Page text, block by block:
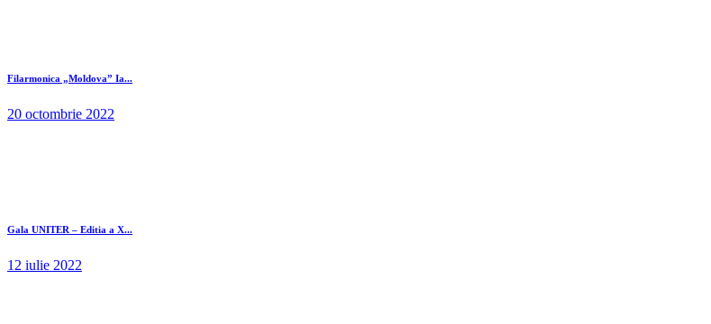
Filarmonica „Moldova” Ia...
20 octombrie 2022
Gala UNITER – Editia a X...
12 iulie 2022